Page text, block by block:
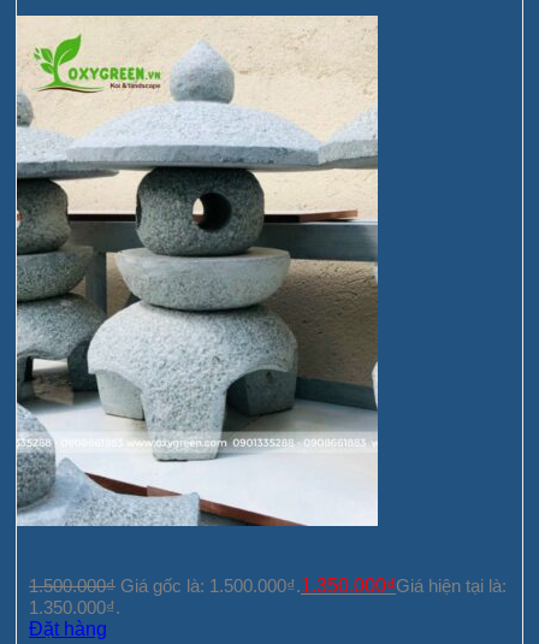
1.500.000₫ Giá gốc là: 1.500.000₫.1.350.000₫Giá hiện tại là:
1.350.000₫.
Đặt hàng